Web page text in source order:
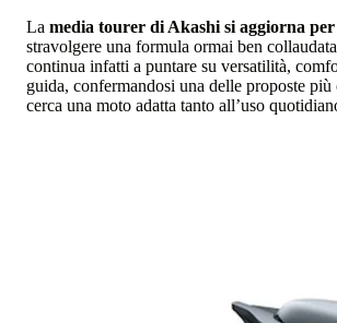
La media tourer di Akashi si aggiorna per
stravolgere una formula ormai ben
continua infatti a puntare su versatilità,
guida, confermandosi una delle proposte più
cerca una moto adatta tanto all’uso